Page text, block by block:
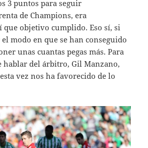
3 puntos para seguir
de Champions, era
que objetivo cumplido. Eso sí, si
modo en que se han conseguido
unas cuantas pegas más. Para
hablar del árbitro, Gil Manzano,
vez nos ha favorecido de lo